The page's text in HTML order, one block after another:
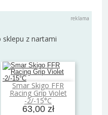
z nartami
Smar Skigo FFR
Racing Grip Violet
-2/-15°C
63,00 zł
Dodaj do koszyka